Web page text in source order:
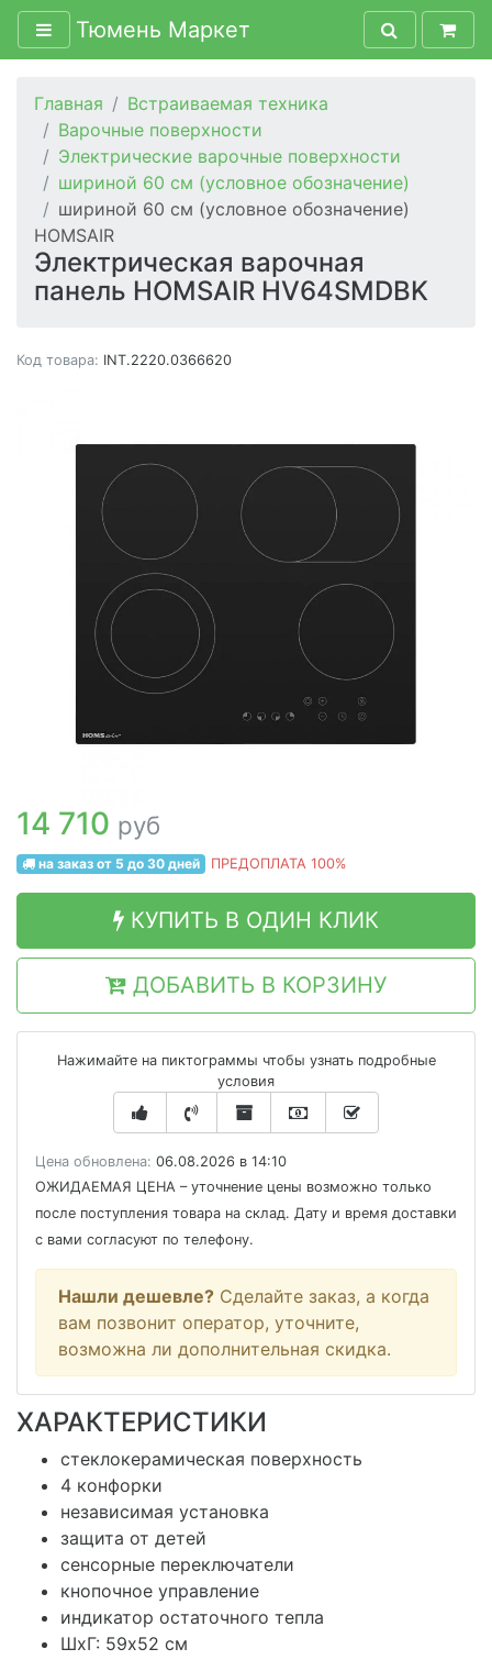
Тюмень Маркет
Главная
Встраиваемая техника
Варочные поверхности
Электрические варочные поверхности
шириной 60 см (условное обозначение)
шириной 60 см (условное обозначение)
HOMSAIR
Электрическая варочная
панель HOMSAIR HV64SMDBK
Код товара: INT.2220.0366620
14 710 руб
на заказ от 5 до 30 дней ПРЕДОПЛАТА 100%
КУПИТЬ В ОДИН КЛИК
ДОБАВИТЬ В КОРЗИНУ
Нажимайте на пиктограммы чтобы узнать подробные
условия
Цена обновлена: 06.08.2026 в 14:10
ОЖИДАЕМАЯ ЦЕНА – уточнение цены возможно только
после поступления товара на склад. Дату и время доставки
с вами согласуют по телефону.
Нашли дешевле? Сделайте заказ, а когда
вам позвонит оператор, уточните,
возможна ли дополнительная скидка.
ХАРАКТЕРИСТИКИ
стеклокерамическая поверхность
4 конфорки
независимая установка
защита от детей
сенсорные переключатели
кнопочное управление
индикатор остаточного тепла
ШхГ: 59х52 см